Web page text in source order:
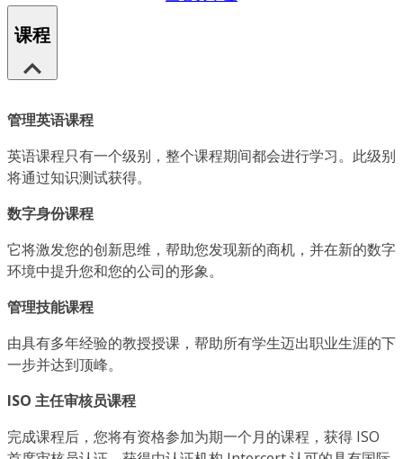
课程
管理英语课程
英语课程只有一个级别，整个课程期间都会进行学习。此级别
将通过知识测试获得。
数字身份课程
它将激发您的创新思维，帮助您发现新的商机，并在新的数字
环境中提升您和您的公司的形象。
管理技能课程
由具有多年经验的教授授课，帮助所有学生迈出职业生涯的下
一步并达到顶峰。
ISO 主任审核员课程
完成课程后，您将有资格参加为期一个月的课程，获得 ISO